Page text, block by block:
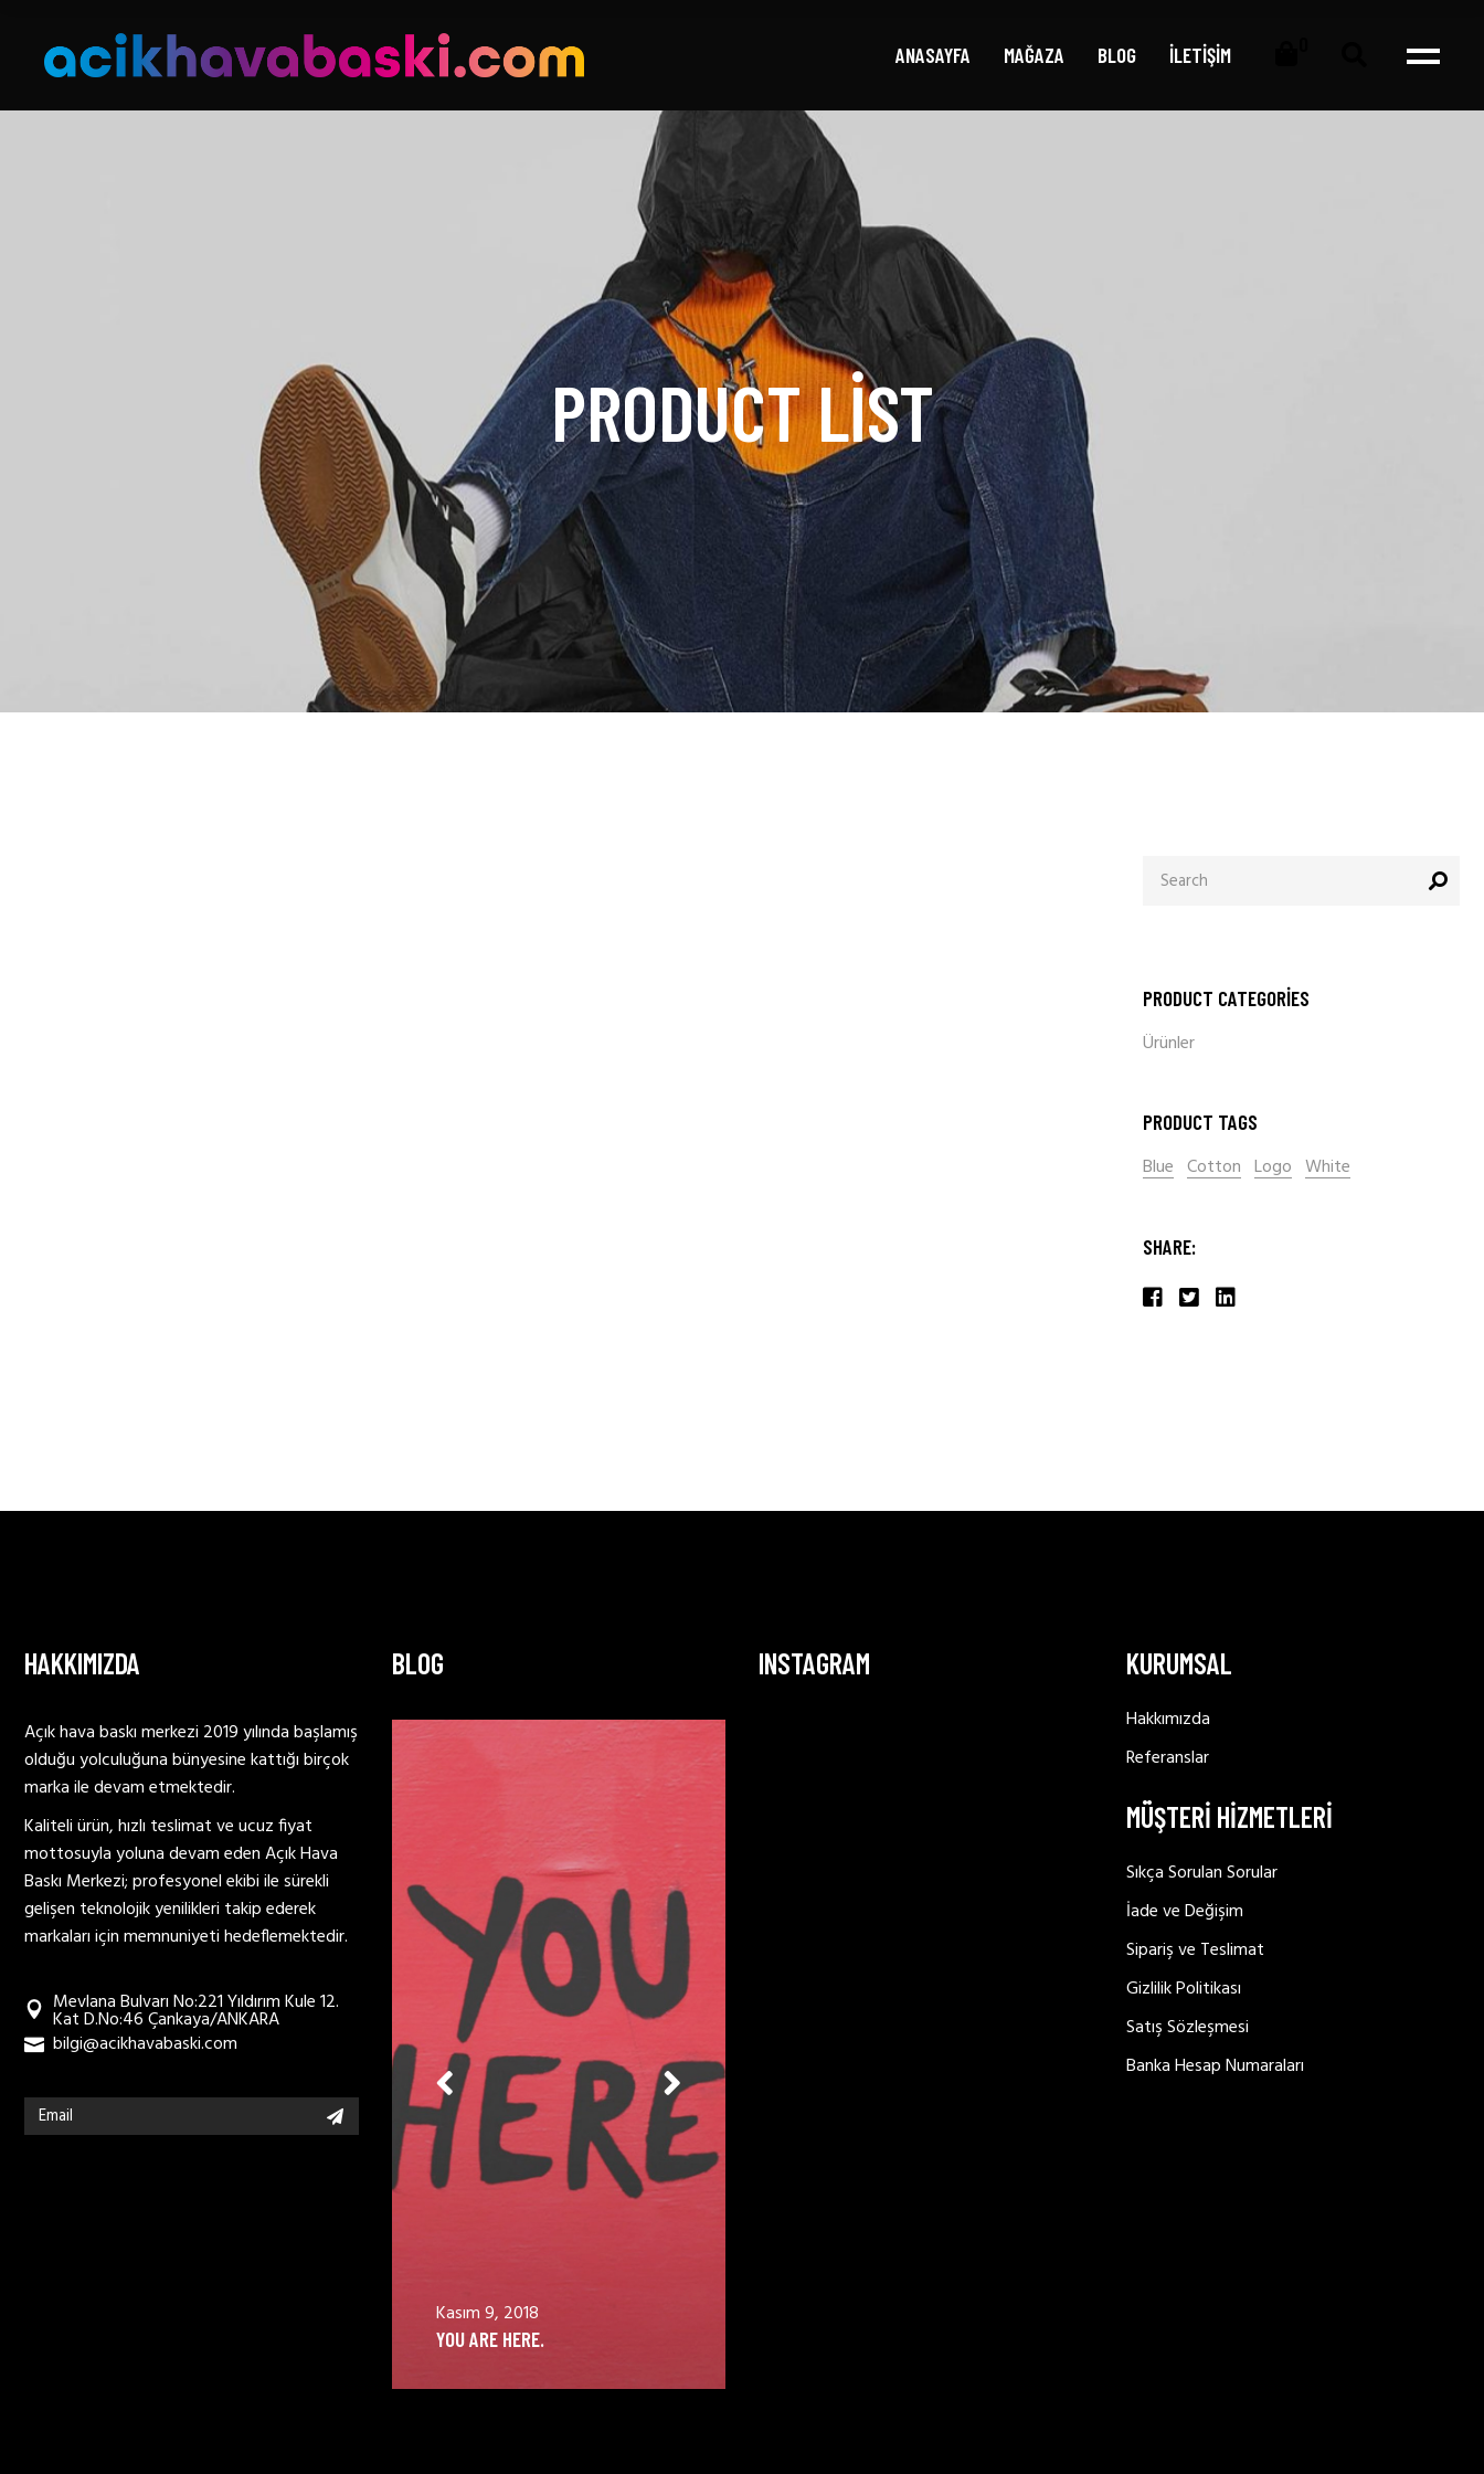
ANASAYFA MAĞAZA BLOG İLETİŞİM
PRODUCT LIST
PRODUCT CATEGORIES
Ürünler
PRODUCT TAGS
Blue Cotton Logo White
SHARE:
HAKKIMIZDA
Açık hava baskı merkezi 2019 yılında başlamış
olduğu yolculuğuna bünyesine kattığı birçok
marka ile devam etmektedir.
Kaliteli ürün, hızlı teslimat ve ucuz fiyat
mottosuyla yoluna devam eden Açık Hava
Baskı Merkezi; profesyonel ekibi ile sürekli
gelişen teknolojik yenilikleri takip ederek
markaları için memnuniyeti hedeflemektedir.
Mevlana Bulvarı No:221 Yıldırım Kule 12.
Kat D.No:46 Çankaya/ANKARA
bilgi@acikhavabaski.com
BLOG
Kasım 9, 2018
YOU ARE HERE.
THE SPEED OF THOUGHT
INSTAGRAM KURUMSAL
Hakkımızda
Referanslar
MÜŞTERİ HİZMETLERİ
Sıkça Sorulan Sorular
İade ve Değişim
Sipariş ve Teslimat
Gizlilik Politikası
Satış Sözleşmesi
Banka Hesap Numaraları